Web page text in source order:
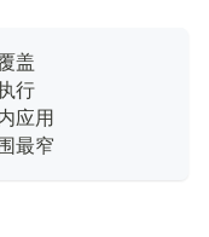
盖
行
应用
最窄